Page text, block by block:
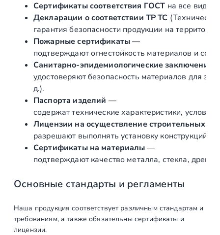
е
Сертификаты соответствия ГОСТ на все виды
Декларации о соответствии ТР ТС
гарантия безопасности продукции на
Пожарные сертификаты—
подтверждают огнестойкость материалов и
Санитарно‑эпидемиологические заключения
удостоверяют безопасность материалов для
д.).
Паспорта изделий —
содержат технические характеристики,
Лицензии на осуществление строительных и
разрешают выполнять установку конструкций
Сертификаты на материалы —
подтверждают качество металла, стекла,
Основные стандарты и регламенты
Наша продукция соответствует различным стандартам и
требованиям, а также обязательны сертификаты и
лицензии.